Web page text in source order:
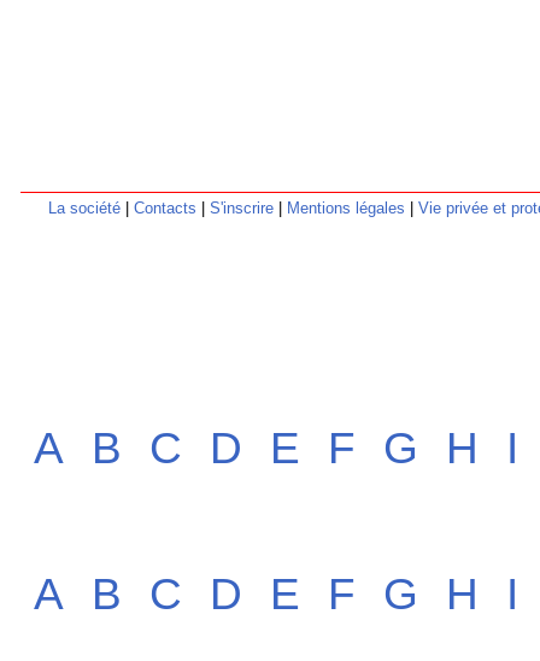
La société Contacts S'inscrire Mentions légales Vie privée et
A B C D E F G H I
A B C D E F G H I